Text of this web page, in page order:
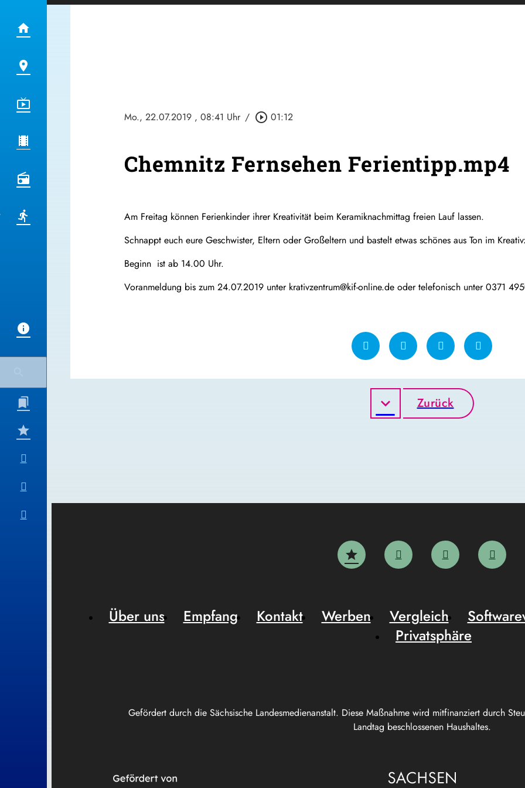
Mo., 22.07.2019 , 08:41 Uhr / play_circle_outline 01:12
Chemnitz Fernsehen Ferientipp.mp4
Am Freitag können Ferienkinder ihrer Kreativität beim Keramiknachmittag freien Lauf lassen.​
Schnappt euch eure Geschwister, Eltern oder Großeltern und bastelt etwas schönes aus Ton im
Beginn ist ab 14.00 Uhr.
Voranmeldung bis zum 24.07.2019 unter krativzentrum@kif-online.de oder telefonisch unter 0371
Zurück
Gefördert durch die Sächsische Landesmedienanstalt. Diese Maßnahme wird mitfinanziert durch
Landtag beschlossenen Haushaltes.
Über uns Empfang Kontakt Werben Vergleich
Privatsphäre